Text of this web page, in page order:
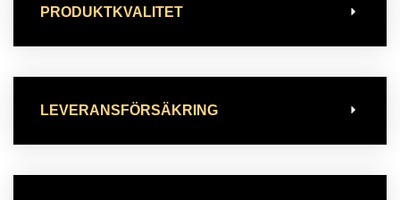
PRODUKTKVALITET
LEVERANSFÖRSÄKRING